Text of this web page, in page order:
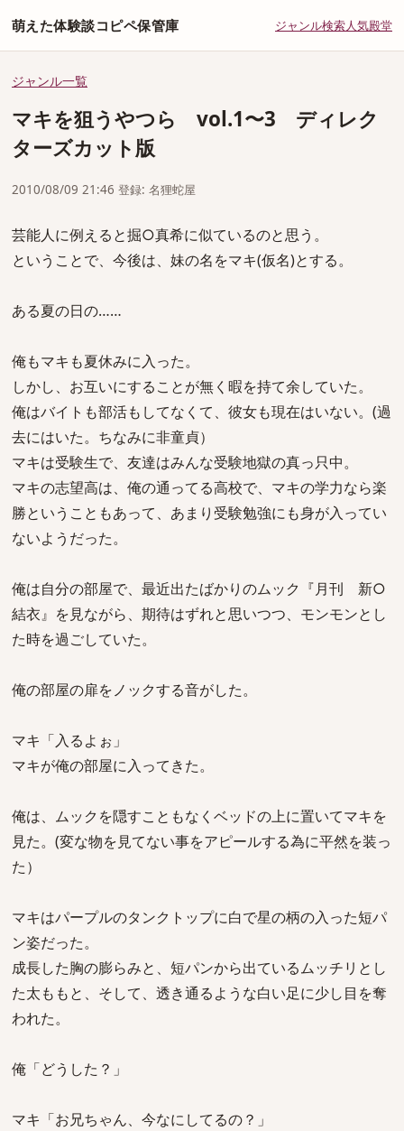
萌えた体験談コピペ保管庫 ジャンル検索人気殿堂
ジャンル一覧
マキを狙うやつら vol.1〜3 ディレク
ターズカット版
2010/08/09 21:46 登録: 名狸蛇屋
芸能人に例えると掘○真希に似ているのと思う。
ということで、今後は、妹の名をマキ(仮名)とする。
ある夏の日の……
俺もマキも夏休みに入った。
しかし、お互いにすることが無く暇を持て余していた。
俺はバイトも部活もしてなくて、彼女も現在はいない。(過
去にはいた。ちなみに非童貞）
マキは受験生で、友達はみんな受験地獄の真っ只中。
マキの志望高は、俺の通ってる高校で、マキの学力なら楽
勝ということもあって、あまり受験勉強にも身が入ってい
ないようだった。
俺は自分の部屋で、最近出たばかりのムック『月刊 新○
結衣』を見ながら、期待はずれと思いつつ、モンモンとし
た時を過ごしていた。
俺の部屋の扉をノックする音がした。
マキ「入るよぉ」
マキが俺の部屋に入ってきた。
俺は、ムックを隠すこともなくベッドの上に置いてマキを
見た。(変な物を見てない事をアピールする為に平然を装っ
た）
マキはパープルのタンクトップに白で星の柄の入った短パ
ン姿だった。
成長した胸の膨らみと、短パンから出ているムッチリとし
た太ももと、そして、透き通るような白い足に少し目を奪
われた。
俺「どうした？」
マキ「お兄ちゃん、今なにしてるの？」